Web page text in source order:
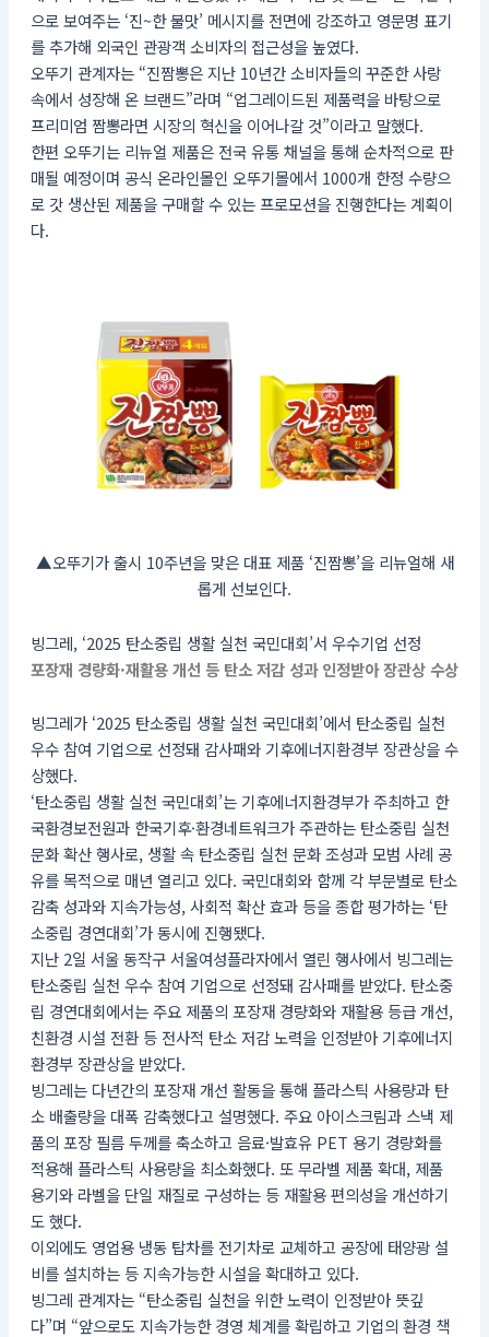
으로 보여주는 ‘진~한 불맛’ 메시지를 전면에 강조하고 영문명 표기
를 추가해 외국인 관광객 소비자의 접근성을 높였다.
오뚜기 관계자는 “진짬뽕은 지난 10년간 소비자들의 꾸준한 사랑
속에서 성장해 온 브랜드”라며 “업그레이드된 제품력을 바탕으로
프리미엄 짬뽕라면 시장의 혁신을 이어나갈 것”이라고 말했다.
한편 오뚜기는 리뉴얼 제품은 전국 유통 채널을 통해 순차적으로 판
매될 예정이며 공식 온라인몰인 오뚜기몰에서 1000개 한정 수량으
로 갓 생산된 제품을 구매할 수 있는 프로모션을 진행한다는 계획이
다.
▲오뚜기가 출시 10주년을 맞은 대표 제품 ‘진짬뽕’을 리뉴얼해 새
롭게 선보인다.
빙그레, ‘2025 탄소중립 생활 실천 국민대회’서 우수기업 선정
포장재 경량화·재활용 개선 등 탄소 저감 성과 인정받아 장관상 수상
빙그레가 ‘2025 탄소중립 생활 실천 국민대회’에서 탄소중립 실천
우수 참여 기업으로 선정돼 감사패와 기후에너지환경부 장관상을 수
상했다.
‘탄소중립 생활 실천 국민대회’는 기후에너지환경부가 주최하고 한
국환경보전원과 한국기후·환경네트워크가 주관하는 탄소중립 실천
문화 확산 행사로, 생활 속 탄소중립 실천 문화 조성과 모범 사례 공
유를 목적으로 매년 열리고 있다. 국민대회와 함께 각 부문별로 탄소
감축 성과와 지속가능성, 사회적 확산 효과 등을 종합 평가하는 ‘탄
소중립 경연대회’가 동시에 진행됐다.
지난 2일 서울 동작구 서울여성플라자에서 열린 행사에서 빙그레는
탄소중립 실천 우수 참여 기업으로 선정돼 감사패를 받았다. 탄소중
립 경연대회에서는 주요 제품의 포장재 경량화와 재활용 등급 개선,
친환경 시설 전환 등 전사적 탄소 저감 노력을 인정받아 기후에너지
환경부 장관상을 받았다.
빙그레는 다년간의 포장재 개선 활동을 통해 플라스틱 사용량과 탄
소 배출량을 대폭 감축했다고 설명했다. 주요 아이스크림과 스낵 제
품의 포장 필름 두께를 축소하고 음료·발효유 PET 용기 경량화를
적용해 플라스틱 사용량을 최소화했다. 또 무라벨 제품 확대, 제품
용기와 라벨을 단일 재질로 구성하는 등 재활용 편의성을 개선하기
도 했다.
이외에도 영업용 냉동 탑차를 전기차로 교체하고 공장에 태양광 설
비를 설치하는 등 지속가능한 시설을 확대하고 있다.
빙그레 관계자는 “탄소중립 실천을 위한 노력이 인정받아 뜻깊
다”며 “앞으로도 지속가능한 경영 체계를 확립하고 기업의 환경 책